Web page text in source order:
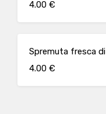
4.00 €
Spremuta fresca
4.00 €